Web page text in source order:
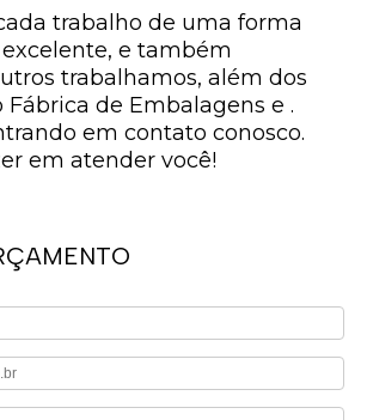
trabalho de uma forma
e também
trabalhamos, além dos
Fábrica de Embalagens e .
em contato conosco.
em atender você!